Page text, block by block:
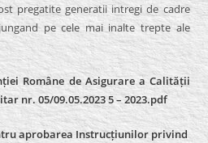
pregatite generatii intregi de cadre
pe cele mai inalte trepte ale
Române de Asigurare a Calității
nr. 05/09.05.2023 5 – 2023.pdf
aprobarea Instrucțiunilor privind